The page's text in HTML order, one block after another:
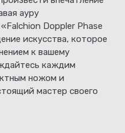
ауру
Doppler Phase
искусства, которое
к вашему
каждим
ножом и
мастер своего